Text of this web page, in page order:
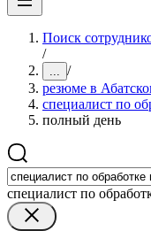
Поиск
/
... /
резюме в
специалист по
полный день
специалист по